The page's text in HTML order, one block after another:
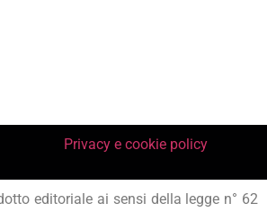
Privacy e cookie policy
editoriale ai sensi della legge n° 62